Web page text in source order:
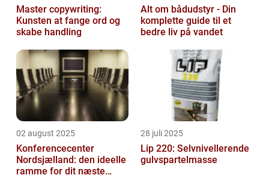
Master copywriting:
Kunsten at fange ord og
skabe handling
Alt om bådudstyr - Din
komplette guide til et
bedre liv på vandet
02 august 2025
Konferencecenter
Nordsjælland: den ideelle
ramme for dit næste
28 juli 2025
Lip 220: Selvnivellerende
gulvspartelmasse